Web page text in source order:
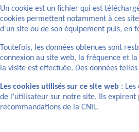
Un cookie est un fichier qui est
cookies permettent notamment à ces
d'un site ou de son équipement puis, en
Toutefois, les données obtenues sont
connexion au site web, la fréquence et
la visite est effectuée. Des données
Les cookies utilisés sur ce site web :
de l’utilisateur sur notre site. Ils expirent
recommandations de la CNIL.